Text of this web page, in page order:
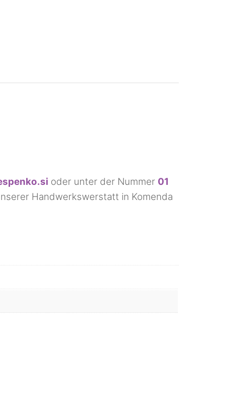
oder unter der Nummer 01
Handwerkswerstatt in Komenda